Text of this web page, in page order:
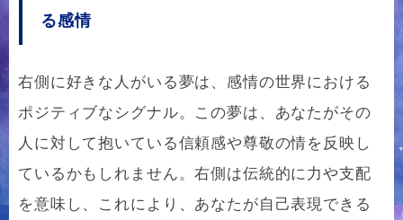
る感情
右側に好きな人がいる夢は、感情の世界における
ポジティブなシグナル。この夢は、あなたがその
人に対して抱いている信頼感や尊敬の情を反映し
ているかもしれません。右側は伝統的に力や支配
を意味し、これにより、あなたが自己表現できる